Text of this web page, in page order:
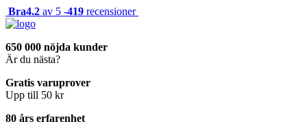
Bra4.2 av 5 -419 recensioner
650 000 nöjda kunder
Är du nästa?
Gratis varuprover
Upp till 50 kr
80 års erfarenhet